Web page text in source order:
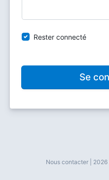
Rester connecté
Se
Nous contacter |